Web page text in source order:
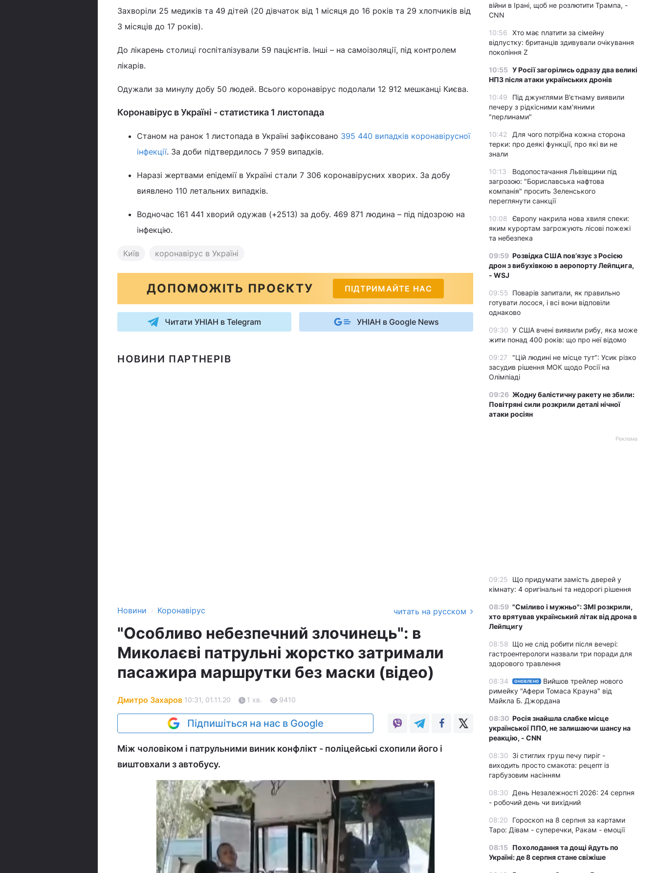
Захворіли 25 медиків та 49 дітей (20 дівчаток від 1 місяця до 16 років та 29 хлопчиків від
3 місяців до 17 років).
До лікарень столиці госпіталізували 59 пацієнтів. Інші – на самоізоляції, під контролем
лікарів.
Одужали за минулу добу 50 людей. Всього коронавірус подолали 12 912 мешканці Києва.
Коронавірус в Україні - статистика 1 листопада
Станом на ранок 1 листопада в Україні зафіксовано 395 440 випадків коронавірусної
інфекції. За доби підтвердилось 7 959 випадків.
Наразі жертвами епідемії в Україні стали 7 306 коронавірусних хворих. За добу
виявлено 110 летальних випадків.
Водночас 161 441 хворий одужав (+2513) за добу. 469 871 людина – під підозрою на
інфекцію.
Київ коронавірус в Україні
ДОПОМОЖІТЬ ПРОЄКТУ ПІДТРИМАЙТЕ НАС
Читати УНІАН в Telegram УНІАН в Google News
НОВИНИ ПАРТНЕРІВ
Новини › Коронавірус читать на русском
"Особливо небезпечний злочинець": в
Миколаєві патрульні жорстко затримали
пасажира маршрутки без маски (відео)
Дмитро Захаров 10:31, 01.11.20 1 хв. 9410
Підпишіться на нас в Google
Між чоловіком і патрульними виник конфлікт - поліцейські схопили його і
виштовхали з автобусу.
війни в Ірані, щоб не розлютити Трампа, -
CNN
10:56
Хто має платити за сімейну
відпустку: британців здивували очікування
покоління Z
10:55 У Росії загорілись одразу два великі
НПЗ після атаки українських дронів
10:49
Під джунглями В'єтнаму виявили
печеру з рідкісними кам'яними
"перлинами"
10:42
Для чого потрібна кожна сторона
терки: про деякі функції, про які ви не
знали
10:13
Водопостачання Львівщини під
загрозою: "Бориславська нафтова
компанія" просить Зеленського
переглянути санкції
10:08
Європу накрила нова хвиля спеки:
яким курортам загрожують лісові пожежі
та небезпека
09:59 Розвідка США пов’язує з Росією
дрон з вибухівкою в аеропорту Лейпцига,
- WSJ
09:55 Поварів запитали, як правильно
готувати лосося, і всі вони відповіли
однаково
09:30 У США вчені виявили рибу, яка може
жити понад 400 років: що про неї відомо
09:27
"Цій людині не місце тут": Усик різко
засудив рішення МОК щодо Росії на
Олімпіаді
09:26 Жодну балістичну ракету не збили:
Повітряні сили розкрили деталі нічної
атаки росіян
Реклама
09:25
Що придумати замість дверей у
кімнату: 4 оригінальні та недорогі рішення
08:59 "Сміливо і мужньо": ЗМІ розкрили,
хто врятував український літак від дрона в
Лейпцигу
08:58 Що не слід робити після вечері:
гастроентерологи назвали три поради для
здорового травлення
08:34 ОНОВЛЕНО
Вийшов трейлер нового
римейку "Афери Томаса Крауна" від
Майкла Б. Джордана
08:30 Росія знайшла слабке місце
української ППО, не залишаючи шансу на
реакцію, - CNN
08:30 Зі стиглих груш печу пиріг -
виходить просто смакота: рецепт із
гарбузовим насінням
08:30 День Незалежності 2026: 24 серпня
- робочий день чи вихідний
08:20
Гороскоп на 8 серпня за картами
Таро: Дівам - суперечки, Ракам - емоції
08:15 Похолодання та дощі йдуть по
Україні: де 8 серпня стане свіжіше